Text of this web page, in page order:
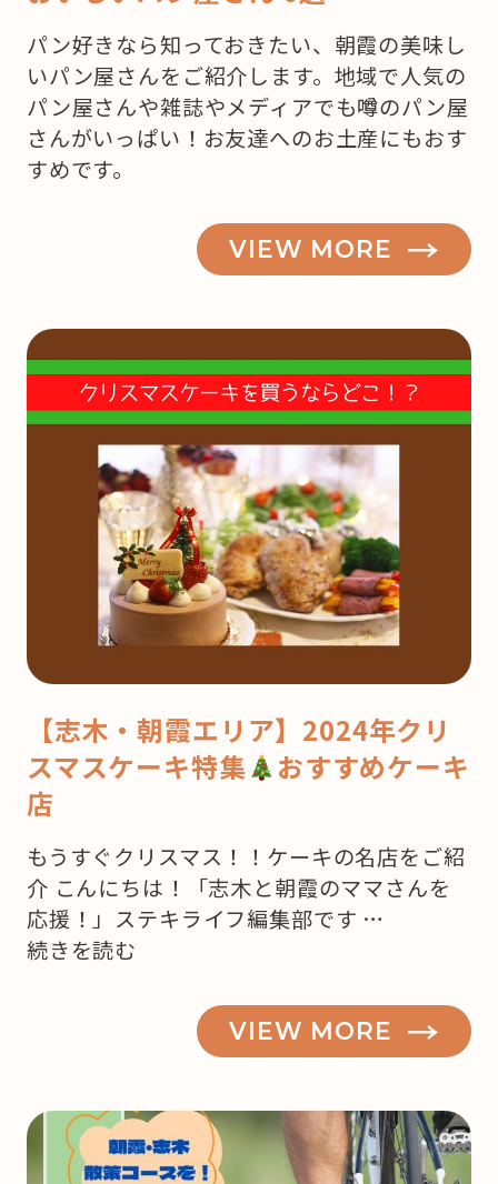
パン好きなら知っておきたい、朝霞の美味し
いパン屋さんをご紹介します。地域で人気の
パン屋さんや雑誌やメディアでも噂のパン屋
さんがいっぱい！お友達へのお土産にもおす
すめです。
VIEW MORE
【志木・朝霞エリア】2024年クリ
スマスケーキ特集
おすすめケーキ
店
もうすぐクリスマス！！ケーキの名店をご紹
介 こんにちは！「志木と朝霞のママさんを
応援！」ステキライフ編集部です …
“【志
う
来
月
続きを読む
VIEW MORE